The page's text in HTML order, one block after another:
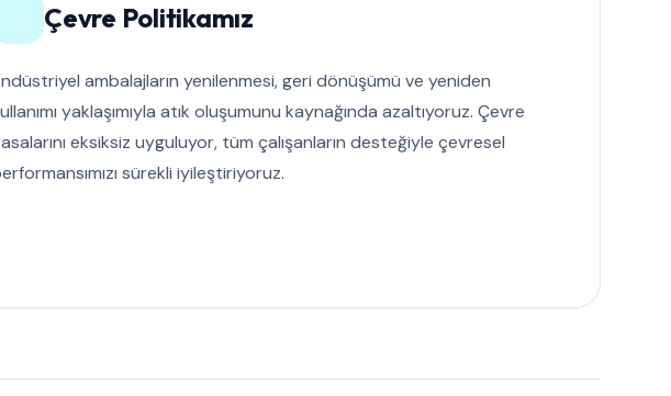
Çevre Politikamız
ambalajların yenilenmesi, geri dönüşümü ve yeniden
yaklaşımıyla atık oluşumunu kaynağında azaltıyoruz. Çevre
eksiksiz uyguluyor, tüm çalışanların desteğiyle çevresel
sürekli iyileştiriyoruz.